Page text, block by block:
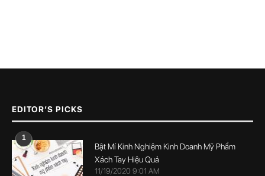
EDITOR’S PICKS
1
Bật Mí Kinh Nghiệm Kinh Doanh Mỹ Phẩm
Xách Tay Hiệu Quả
11/19/2020 9:01 AM